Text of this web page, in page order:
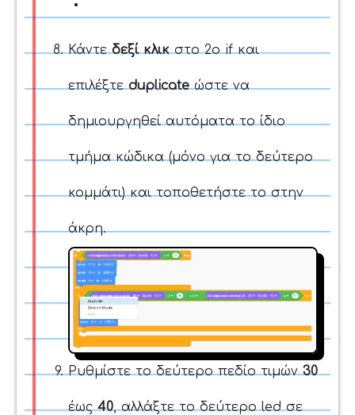
Κάντεδεξί κλικστο 2ο if και
επιλέξτεduplicateώστε να
δημιουργηθεί αυτόματα το ίδιο
τμήμα κώδικα (μόνο για το δεύτερο
κομμάτι) και τοποθετήστε το στην
άκρη.
Ρυθμίστε το δεύτερο πεδίο τιμών30
έως40, αλλάξτε το δεύτερο led σε